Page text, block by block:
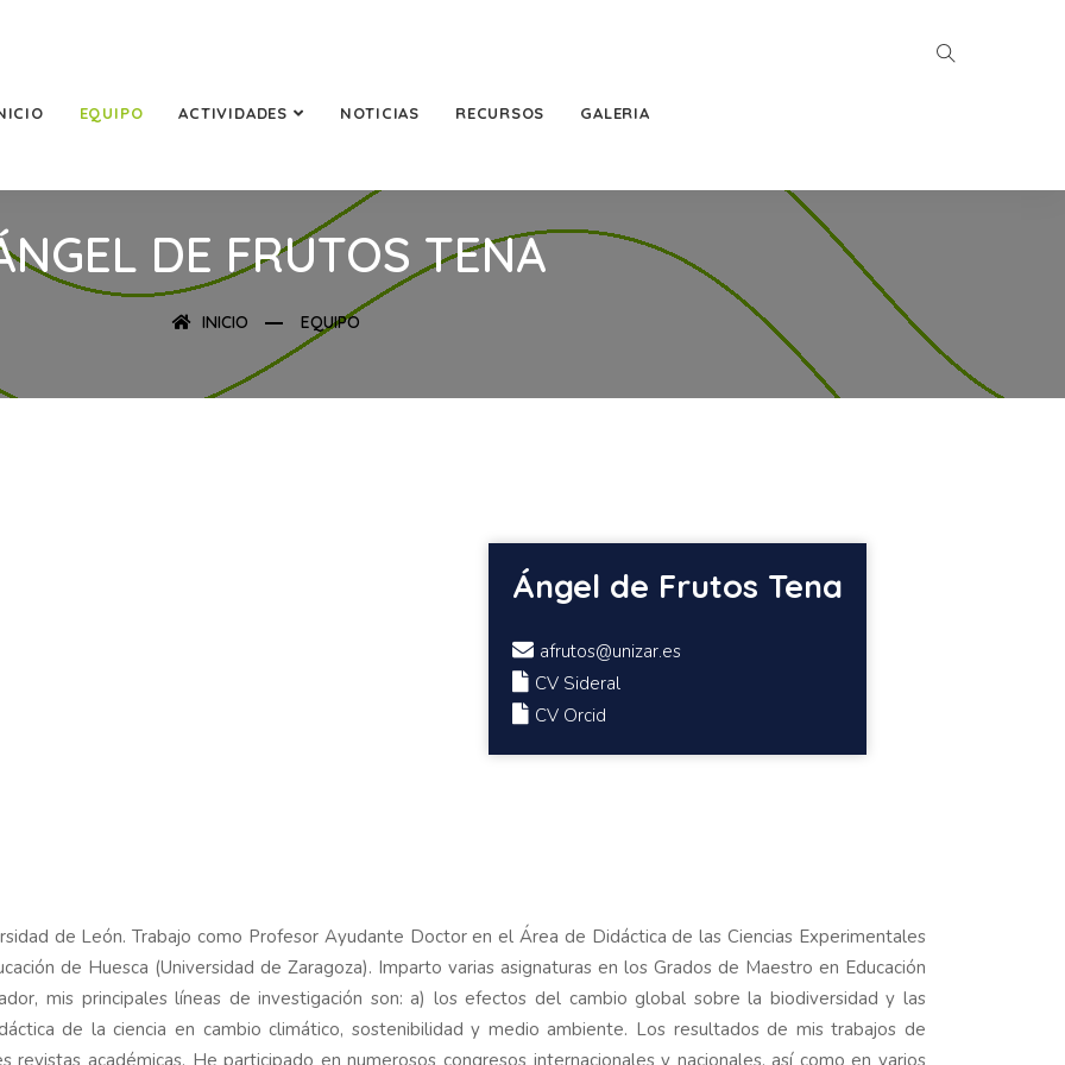
EQUIPO ACTIVIDADES NOTICIAS RECURSOS GALERIA
DE FRUTOS TENA
INICIO EQUIPO
Ángel de Frutos Tena
afrutos@unizar.es
CV Sideral
CV Orcid
de León. Trabajo como Profesor Ayudante Doctor en el Área de Didáctica de las Ciencias Experimentales
de Huesca (Universidad de Zaragoza). Imparto varias asignaturas en los Grados de Maestro en Educación
mis principales líneas de investigación son: a) los efectos del cambio global sobre la biodiversidad y las
de la ciencia en cambio climático, sostenibilidad y medio ambiente. Los resultados de mis trabajos de
revistas académicas. He participado en numerosos congresos internacionales y nacionales, así como en varios